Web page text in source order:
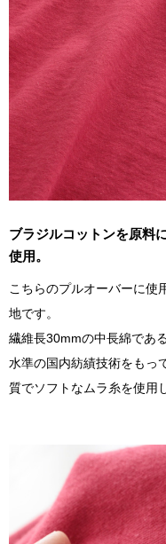
ブラジルコットンを原料
使用。
こちらのプルオーバーに使
地です。
繊維長30mmの中長綿であ
水準の国内紡績技術をもっ
質でソフトなムラ糸を使用